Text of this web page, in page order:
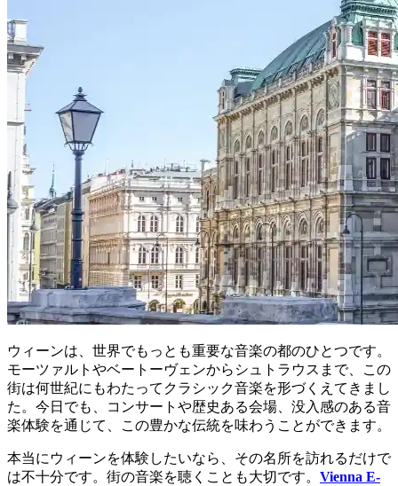
ウィーンは、世界でもっとも重要な音楽の都のひとつです。
モーツァルトやベートーヴェンからシュトラウスまで、この
街は何世紀にもわたってクラシック音楽を形づくえてきまし
た。今日でも、コンサートや歴史ある会場、没入感のある音
楽体験を通じて、この豊かな伝統を味わうことができます。
本当にウィーンを体験したいなら、その名所を訪れるだけで
は不十分です。街の音楽を聴くことも大切です。 Vienna E-